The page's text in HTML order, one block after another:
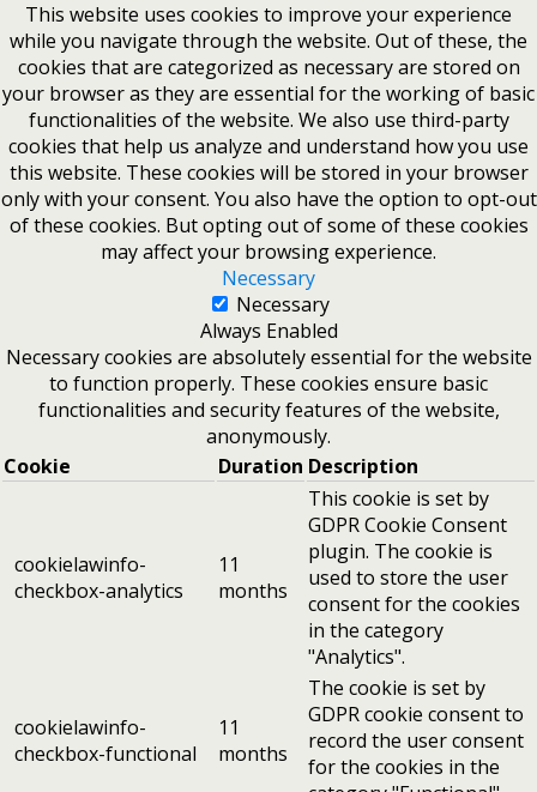
This website uses cookies to improve your experience
while you navigate through the website. Out of these, the
cookies that are categorized as necessary are stored on
your browser as they are essential for the working of basic
functionalities of the website. We also use third-party
cookies that help us analyze and understand how you use
this website. These cookies will be stored in your browser
only with your consent. You also have the option to opt-out
of these cookies. But opting out of some of these cookies
may affect your browsing experience.
Necessary
Necessary
Always Enabled
Necessary cookies are absolutely essential for the website
to function properly. These cookies ensure basic
functionalities and security features of the website,
anonymously.
Cookie
Duration Description
cookielawinfo-
checkbox-analytics
11
months
This cookie is set by
GDPR Cookie Consent
plugin. The cookie is
used to store the user
consent for the cookies
in the category
"Analytics".
cookielawinfo-
checkbox-functional
11
months
The cookie is set by
GDPR cookie consent to
record the user consent
for the cookies in the